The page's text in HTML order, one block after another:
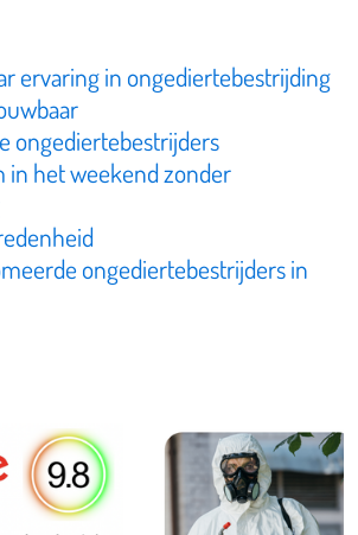
ervaring in ongediertebestrijding
ongediertebestrijders
in het weekend zonder
ongediertebestrijders in